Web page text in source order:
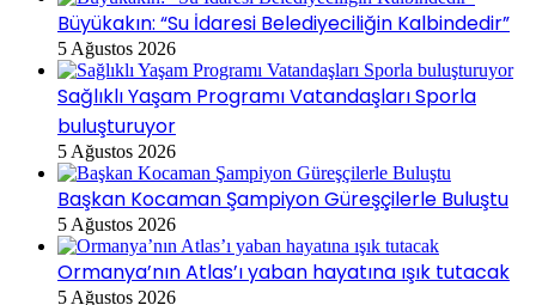
Büyükakın: “Su İdaresi Belediyeciliğin Kalbindedir”
5 Ağustos 2026
Sağlıklı Yaşam Programı Vatandaşları Sporla
buluşturuyor
5 Ağustos 2026
Başkan Kocaman Şampiyon Güreşçilerle Buluştu
5 Ağustos 2026
Ormanya’nın Atlas’ı yaban hayatına ışık tutacak
5 Ağustos 2026